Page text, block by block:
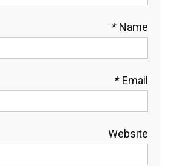
Name
*
Email
*
Website